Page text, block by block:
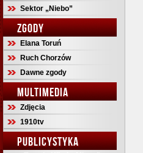
Sektor „Niebo”
ZGODY
Elana Toruń
Ruch Chorzów
Dawne zgody
MULTIMEDIA
Zdjęcia
1910tv
PUBLICYSTYKA